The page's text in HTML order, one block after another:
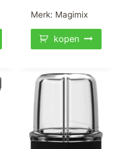
Merk: Magimix
kopen